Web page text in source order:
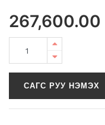
267,600.00
САГС РУУ НЭМЭХ